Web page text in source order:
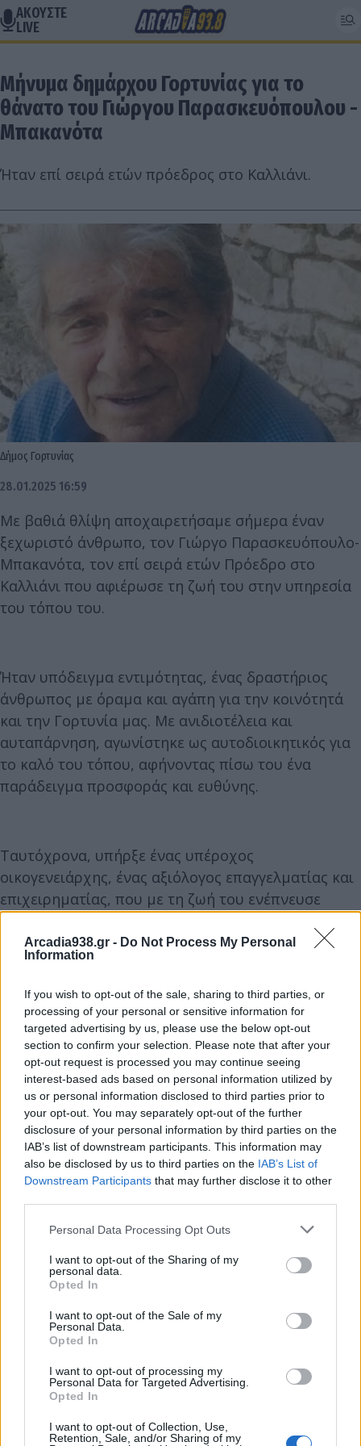
Arcadia938.gr - Do Not Process My Personal
Information
If you wish to opt-out of the sale, sharing to third parties, or
processing of your personal or sensitive information for
targeted advertising by us, please use the below opt-out
section to confirm your selection. Please note that after your
opt-out request is processed you may continue seeing
interest-based ads based on personal information utilized by
us or personal information disclosed to third parties prior to
your opt-out. You may separately opt-out of the further
disclosure of your personal information by third parties on the
IAB’s list of downstream participants. This information may
also be disclosed by us to third parties on the IAB’s List of
Downstream Participants that may further disclose it to other
Personal Data Processing Opt Outs
I want to opt-out of the Sharing of my
personal data.
Opted In
I want to opt-out of the Sale of my
Personal Data.
Opted In
I want to opt-out of processing my
Personal Data for Targeted Advertising.
Opted In
I want to opt-out of Collection, Use,
Retention, Sale, and/or Sharing of my
ΑΚΟΥΣΤΕ
LIVE
Μήνυμα δημάρχου Γορτυνίας για το
θάνατο του Γιώργου Παρασκευόπουλου -
Μπακανότα
Ήταν επί σειρά ετών πρόεδρος στο Καλλιάνι.
Δήμος Γορτυνίας
28.01.2025 16:59
Με βαθιά θλίψη αποχαιρετήσαμε σήμερα έναν
ξεχωριστό άνθρωπο, τον Γιώργο Παρασκευόπουλο-
Μπακανότα, τον επί σειρά ετών Πρόεδρο στο
Καλλιάνι που αφιέρωσε τη ζωή του στην υπηρεσία
του τόπου του.
Ήταν υπόδειγμα εντιμότητας, ένας δραστήριος
άνθρωπος με όραμα και αγάπη για την κοινότητά
και την Γορτυνία μας. Με ανιδιοτέλεια και
αυταπάρνηση, αγωνίστηκε ως αυτοδιοικητικός για
το καλό του τόπου, αφήνοντας πίσω του ένα
παράδειγμα προσφοράς και ευθύνης.
Ταυτόχρονα, υπήρξε ένας υπέροχος
οικογενειάρχης, ένας αξιόλογος επαγγελματίας και
επιχειρηματίας, που με τη ζωή του ενέπνευσε
σεβασμό και εκτίμηση.
Η απώλειά του μας γεμίζει όλους με θλίψη, αλλά η
μνήμη του θα μείνει ζωντανή μέσα από το έργο του
και την αγάπη που πρόσφερε απλόχερα στους
γύρω του.
Εκφράζω τα θερμότερα συλλυπητήριά μου στην
σύζυγο του Ντίνα, στα παιδιά και στα εγγόνια του
και σε όλους στους οικείους του.
Ας είναι ελαφρύ το χώμα που θα τον σκεπάσει.
Εκ του Δήμου Γορτυνίας